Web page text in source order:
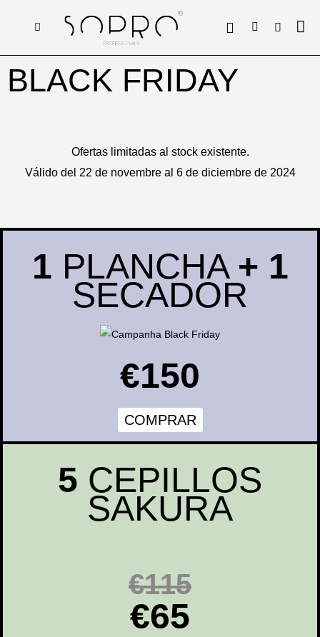
BLACK FRIDAY
Ofertas limitadas al stock existente.
Válido del 22 de novembre al 6 de diciembre de 2024
1 PLANCHA + 1
SECADOR
€150
COMPRAR
5 CEPILLOS
SAKURA
€115
€65